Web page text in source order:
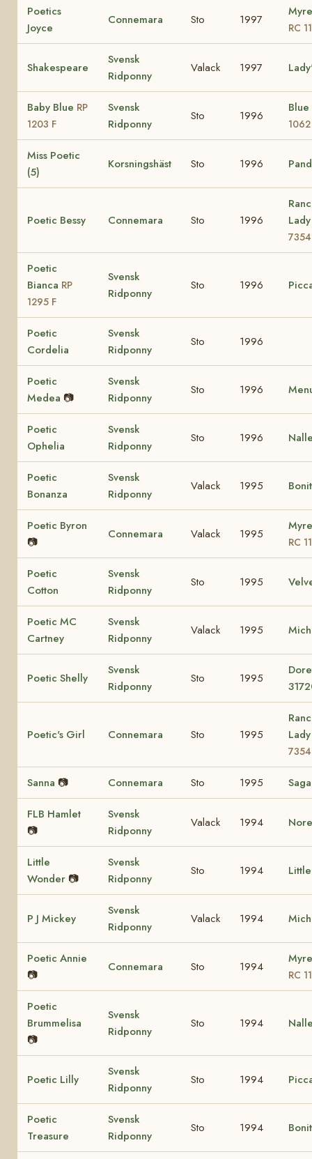
Poetics
Joyce
Connemara Sto 1997
RC
Shakespeare
Svensk
Ridponny
Valack 1997
Baby Blue RP
1203 F
Svensk
Ridponny
Sto 1996
1062
Miss Poetic
(5)
Korsningshäst Sto 1996
Poetic Bessy Connemara Sto 1996
7354
Poetic
Bianca RP
1295 F
Svensk
Ridponny
Sto 1996
Poetic
Cordelia
Svensk
Ridponny
Sto 1996
Poetic
Medea 📷
Svensk
Ridponny
Sto 1996
Poetic
Ophelia
Svensk
Ridponny
Sto 1996
Poetic
Bonanza
Svensk
Ridponny
Valack 1995
Poetic Byron
📷
Connemara Valack 1995
RC
Poetic
Cotton
Svensk
Ridponny
Sto 1995
Poetic MC
Cartney
Svensk
Ridponny
Valack 1995
Poetic Shelly
Svensk
Ridponny
Sto 1995
Poetic's Girl Connemara Sto 1995
7354
Sanna 📷 Connemara Sto 1995
FLB Hamlet
📷
Svensk
Ridponny
Valack 1994
Little
Wonder 📷
Svensk
Ridponny
Sto 1994
P J Mickey
Svensk
Ridponny
Valack 1994
Poetic Annie
📷
Connemara Sto 1994
RC
Poetic
Brummelisa
📷
Svensk
Ridponny
Sto 1994
Poetic Lilly
Svensk
Ridponny
Sto 1994
Poetic
Treasure
Svensk
Ridponny
Sto 1994